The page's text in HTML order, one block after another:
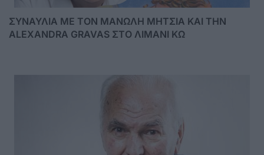
ΣΥΝΑΥΛΙΑ ΜΕ ΤΟΝ ΜΑΝΩΛΗ ΜΗΤΣΙΑ ΚΑΙ ΤΗΝ
ALEXANDRA GRAVAS ΣΤΟ ΛΙΜΑΝΙ ΚΩ